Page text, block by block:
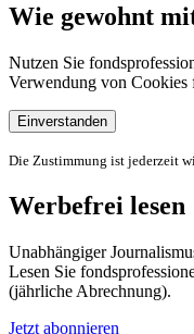
Wie gewohnt
Nutzen Sie
Verwendung von Cookies
Einverstanden
Die Zustimmung ist jederzeit
Werbefrei lesen
Unabhängiger
Lesen Sie
(jährliche Abrechnung).
Jetzt abonnieren